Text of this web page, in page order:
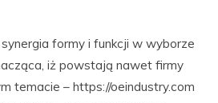
formy i funkcji w wyborze
iż powstają nawet firmy
temacie – https://oeindustry.com